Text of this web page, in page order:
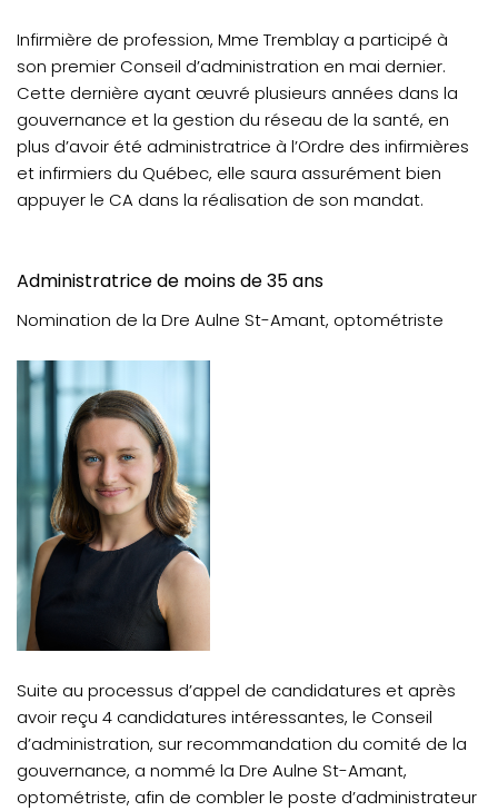
Infirmière de profession, Mme Tremblay a participé à
son premier Conseil d’administration en mai dernier.
Cette dernière ayant œuvré plusieurs années dans la
gouvernance et la gestion du réseau de la santé, en
plus d’avoir été administratrice à l’Ordre des infirmières
et infirmiers du Québec, elle saura assurément bien
appuyer le CA dans la réalisation de son mandat.
Administratrice de moins de 35 ans
Nomination de la Dre Aulne St-Amant, optométriste
Suite au processus d’appel de candidatures et après
avoir reçu 4 candidatures intéressantes, le Conseil
d’administration, sur recommandation du comité de la
gouvernance, a nommé la Dre Aulne St-Amant,
optométriste, afin de combler le poste d’administrateur